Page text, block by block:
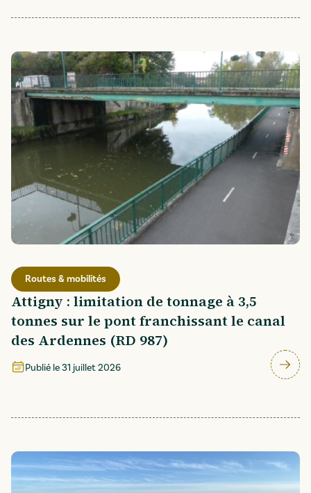
Routes & mobilités
Attigny : limitation de tonnage à 3,5
tonnes sur le pont franchissant le canal
des Ardennes (RD 987)
Publié le31 juillet 2026